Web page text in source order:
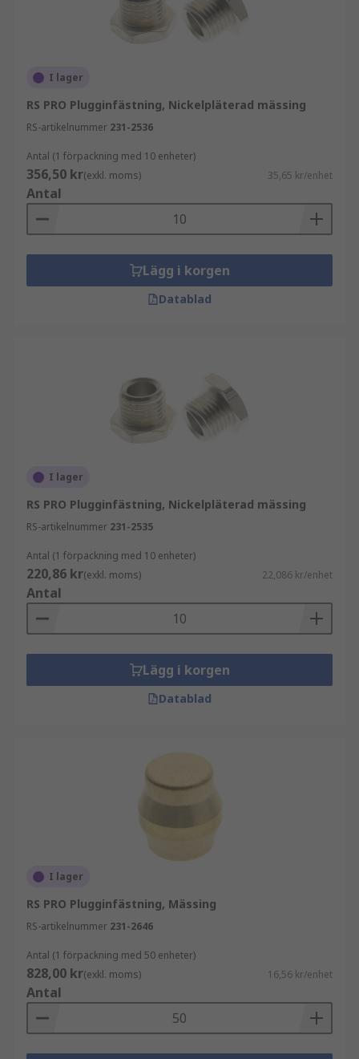
I lager
RS PRO Plugginfästning, Nickelpläterad mässing
RS-artikelnummer 231-2536
Antal (1 förpackning med 10 enheter)
356,50 kr(exkl. moms) 35,65 kr/enhet
Antal
Lägg i korgen
Datablad
I lager
RS PRO Plugginfästning, Nickelpläterad mässing
RS-artikelnummer 231-2535
Antal (1 förpackning med 10 enheter)
220,86 kr(exkl. moms) 22,086 kr/enhet
Antal
Lägg i korgen
Datablad
I lager
RS PRO Plugginfästning, Mässing
RS-artikelnummer 231-2646
Antal (1 förpackning med 50 enheter)
828,00 kr(exkl. moms) 16,56 kr/enhet
Antal